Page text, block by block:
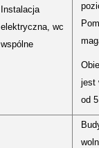
Instalacja
elektryczna, wc
wspólne
jest
od